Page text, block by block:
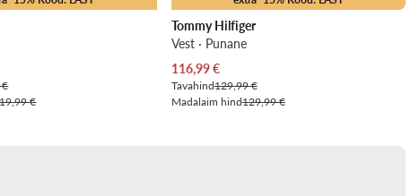
€
€
Tommy Hilfiger
Vest · Punane
Praegune hind
116,99€
Tavahind129,99 €
Madalaim hind129,99 €